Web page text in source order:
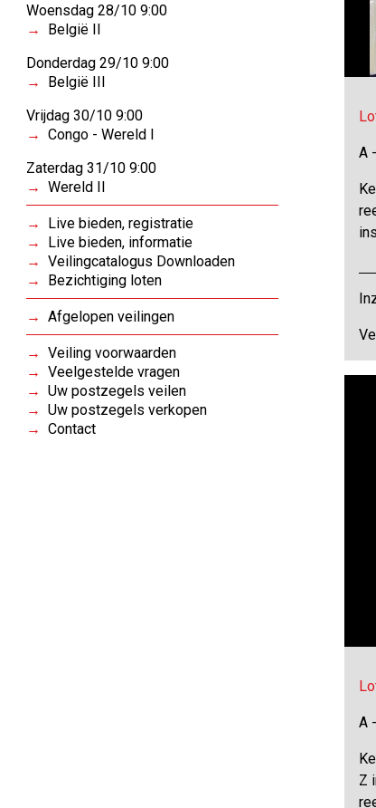
Woensdag 28/10 9:00
België II
Donderdag 29/10 9:00
België III
Vrijdag 30/10 9:00
Congo - Wereld I
Zaterdag 31/10 9:00
Wereld II
Live bieden, registratie
Live bieden, informatie
Veilingcatalogus Downloaden
Bezichtiging loten
Afgelopen veilingen
Veiling voorwaarden
Veelgestelde vragen
Uw postzegels veilen
Uw postzegels verkopen
Contact
A
A
Z